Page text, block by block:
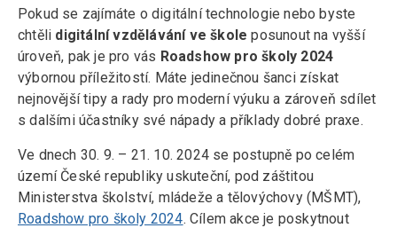
Pokud se zajímáte o digitální technologie nebo byste
chtěli digitální vzdělávání ve škole posunout na vyšší
úroveň, pak je pro vás Roadshow pro školy 2024
výbornou příležitostí. Máte jedinečnou šanci získat
nejnovější tipy a rady pro moderní výuku a zároveň sdílet
s dalšími účastníky své nápady a příklady dobré praxe.
Ve dnech 30. 9. – 21. 10. 2024 se postupně po celém
území České republiky uskuteční, pod záštitou
Ministerstva školství, mládeže a tělovýchovy (MŠMT),
Roadshow pro školy 2024. Cílem akce je poskytnout